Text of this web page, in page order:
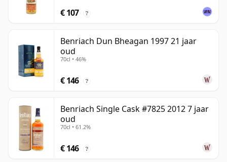
€ 107 ?
Benriach Dun Bheagan 1997 21 jaar
oud
70cl • 46%
€ 146 ?
Benriach Single Cask #7825 2012 7 jaar
oud
70cl • 61.2%
€ 146 ?